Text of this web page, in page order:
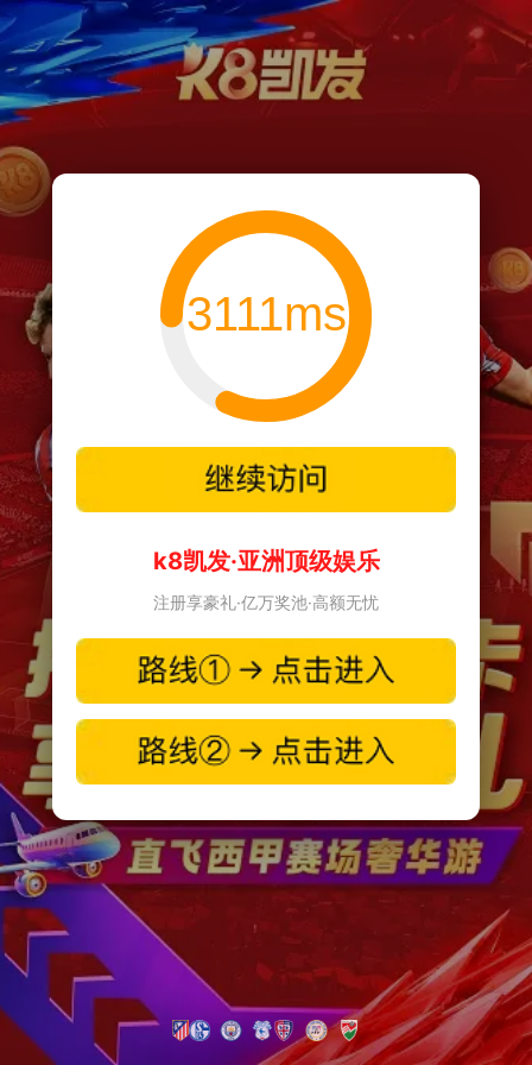
3111ms
k8凯发·亚洲顶级娱乐
注册享豪礼·亿万奖池·高额无忧